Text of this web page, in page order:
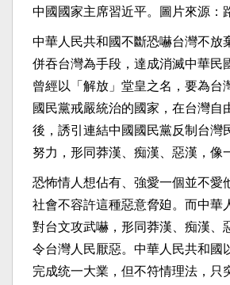
中國國家主席習近平。圖片來源：
中華人民共和國不斷恐嚇台灣不放
併吞台灣為手段，達成消滅中華民
曾經以「解放」堂皇之名，要為台
國民黨戒嚴統治的國家，在台灣自
後，誘引連結中國國民黨反制台灣
努力，形同莽漢、痴漢、惡漢，像
恐怖情人想佔有、強愛一個並不愛
社會不容許這種惡意脅廹。而中華
對台文攻武嚇，形同莽漢、痴漢、
令台灣人民厭惡。中華人民共和國
完成统一大業，但不符情理法，只